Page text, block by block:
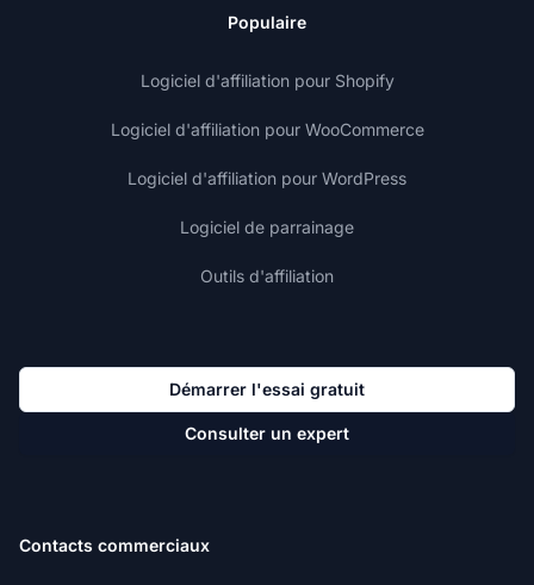
Populaire
Logiciel d'affiliation pour Shopify
Logiciel d'affiliation pour WooCommerce
Logiciel d'affiliation pour WordPress
Logiciel de parrainage
Outils d'affiliation
Démarrer l'essai gratuit
Consulter un expert
Contacts commerciaux